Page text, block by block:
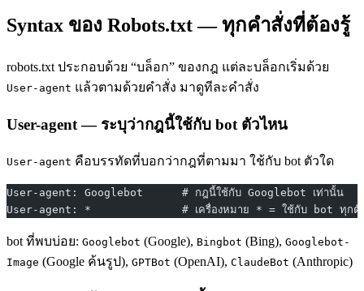
Syntax ของ Robots.txt — ทุกคำสั่งที่ต้องรู้
robots.txt ประกอบด้วย “บล็อก” ของกฎ แต่ละบล็อกเริ่มด้วย
User-agent แล้วตามด้วยคำสั่ง มาดูทีละคำสั่ง
User-agent — ระบุว่ากฎนี้ใช้กับ bot ตัวไหน
User-agent คือบรรทัดที่บอกว่ากฎที่ตามมา ใช้กับ bot ตัวใด
User-agent: Googlebot      # กฎนี้ใช้กับ Googlebot เท่านั้น
User-agent: *              # เครื่องหมาย * = ใช้กับ bot ทุกตั
bot ที่พบบ่อย: Googlebot (Google), Bingbot (Bing), Googlebot-
Image (Google ค้นรูป), GPTBot (OpenAI), ClaudeBot (Anthropic)